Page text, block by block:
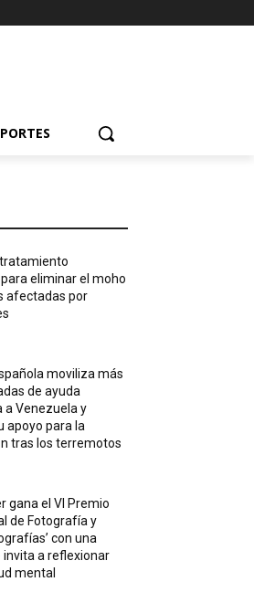
eliminar el moho
afectadas por
moviliza más
de ayuda
a Venezuela y
apoyo para la
tras los terremotos
gana el VI Premio
de Fotografía y
con una
invita a reflexionar
mental